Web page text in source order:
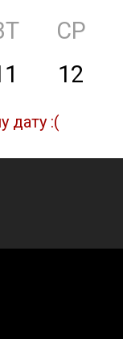
СР
12
дату :(